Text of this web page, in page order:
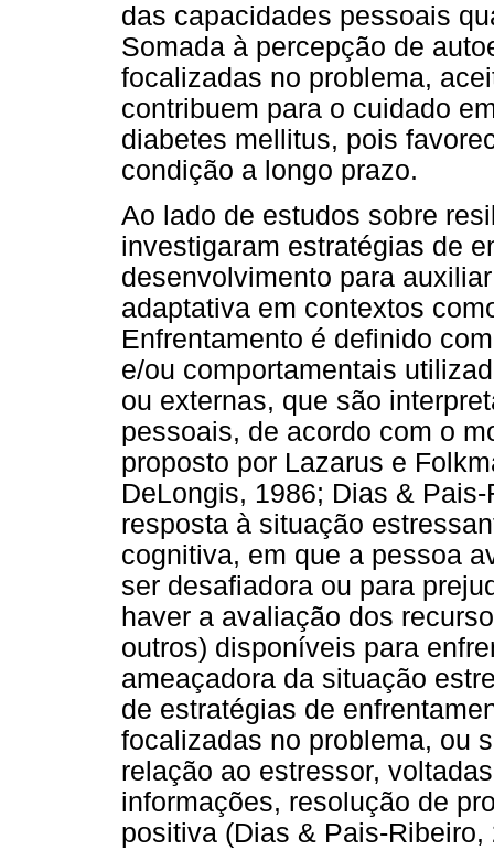
das capacidades pessoais
Somada à percepção de
focalizadas no problema,
contribuem para o cuidado
diabetes mellitus, pois
condição a longo prazo.
Ao lado de estudos sobre
investigaram estratégias de
desenvolvimento para
adaptativa em contextos
Enfrentamento é definido
e/ou comportamentais
ou externas, que são
pessoais, de acordo com o
proposto por Lazarus e
DeLongis, 1986; Dias &
resposta à situação
cognitiva, em que a pessoa
ser desafiadora ou para
haver a avaliação dos
outros) disponíveis para
ameaçadora da situação
de estratégias de
focalizadas no problema, ou
relação ao estressor,
informações, resolução de
positiva (Dias & Pais-Ribeiro,